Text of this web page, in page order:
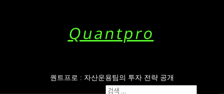
Quantpro
퀀트프로 : 자산운용팀의 투자 전략 공개
검